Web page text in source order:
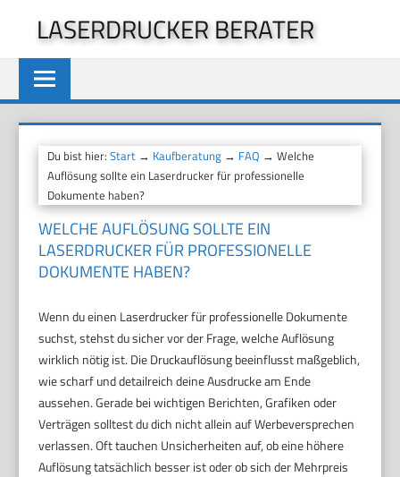
springen
LASERDRUCKER BERATER
Du bist hier:Start → Kaufberatung → FAQ → Welche
Auflösung sollte ein Laserdrucker für professionelle
Dokumente haben?
WELCHE AUFLÖSUNG SOLLTE EIN
LASERDRUCKER FÜR PROFESSIONELLE
DOKUMENTE HABEN?
Wenn du einen Laserdrucker für professionelle Dokumente
suchst, stehst du sicher vor der Frage, welche Auflösung
wirklich nötig ist. Die Druckauflösung beeinflusst maßgeblich,
wie scharf und detailreich deine Ausdrucke am Ende
aussehen. Gerade bei wichtigen Berichten, Grafiken oder
Verträgen solltest du dich nicht allein auf Werbeversprechen
verlassen. Oft tauchen Unsicherheiten auf, ob eine höhere
Auflösung tatsächlich besser ist oder ob sich der Mehrpreis